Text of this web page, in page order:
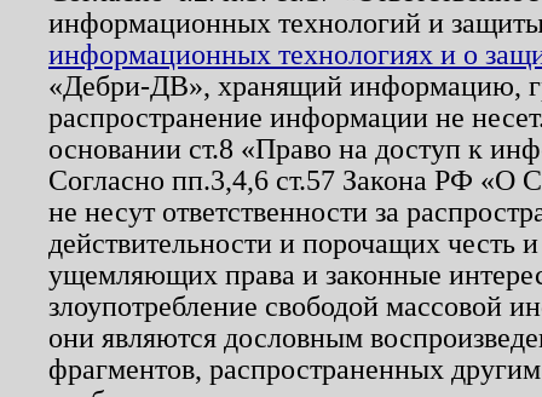
информационных технологий и
информационных технологиях и о
«Дебри-ДВ», хранящий информацию,
распространение информации не
основании ст.8 «Право на доступ к
Согласно пп.3,4,6 ст.57 Закона РФ «О
не несут ответственности за
действительности и порочащих честь
ущемляющих права и законные
злоупотребление свободой массовой
они являются дословным
фрагментов, распространенных